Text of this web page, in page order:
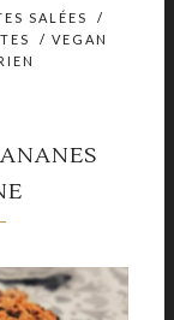
SALÉES
/
/ VEGAN